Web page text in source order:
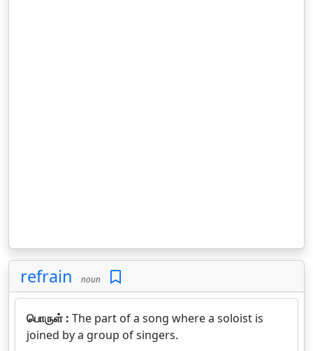
refrain noun
பொருள் : The part of a song where a soloist is
joined by a group of singers.